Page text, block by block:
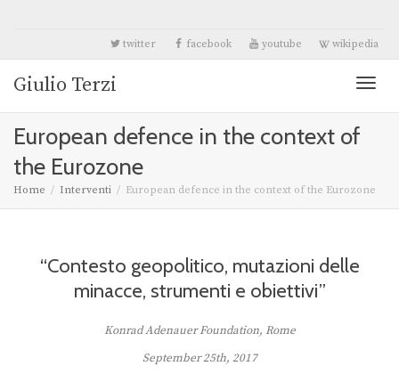
twitter facebook youtube wikipedia
Giulio Terzi
European defence in the context of
the Eurozone
Home Interventi European defence in the context of the Eurozone
“Contesto geopolitico, mutazioni delle
minacce, strumenti e obiettivi”
Konrad Adenauer Foundation, Rome
September 25th, 2017